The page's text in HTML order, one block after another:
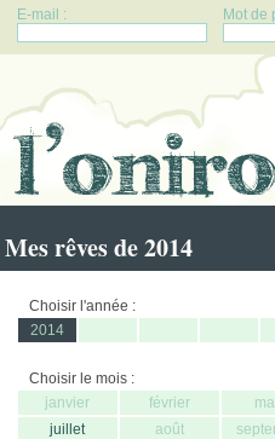
E-mail : Mot de
Mes rêves de 2014
Choisir l'année :
2014
Choisir le mois :
janvier
février
juillet
août